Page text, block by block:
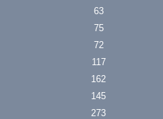
63
75
72
117
162
145
273